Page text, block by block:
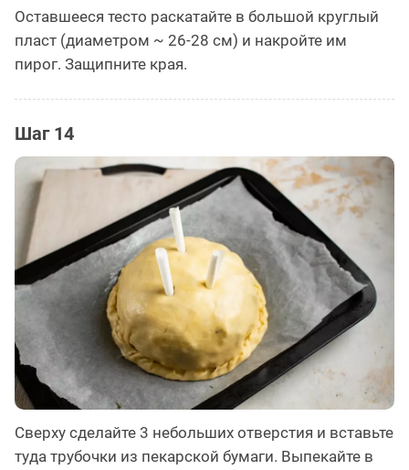
Оставшееся тесто раскатайте в большой круглый
пласт (диаметром ~ 26-28 см) и накройте им
пирог. Защипните края.
Шаг 14
Сверху сделайте 3 небольших отверстия и вставьте
туда трубочки из пекарской бумаги. Выпекайте в